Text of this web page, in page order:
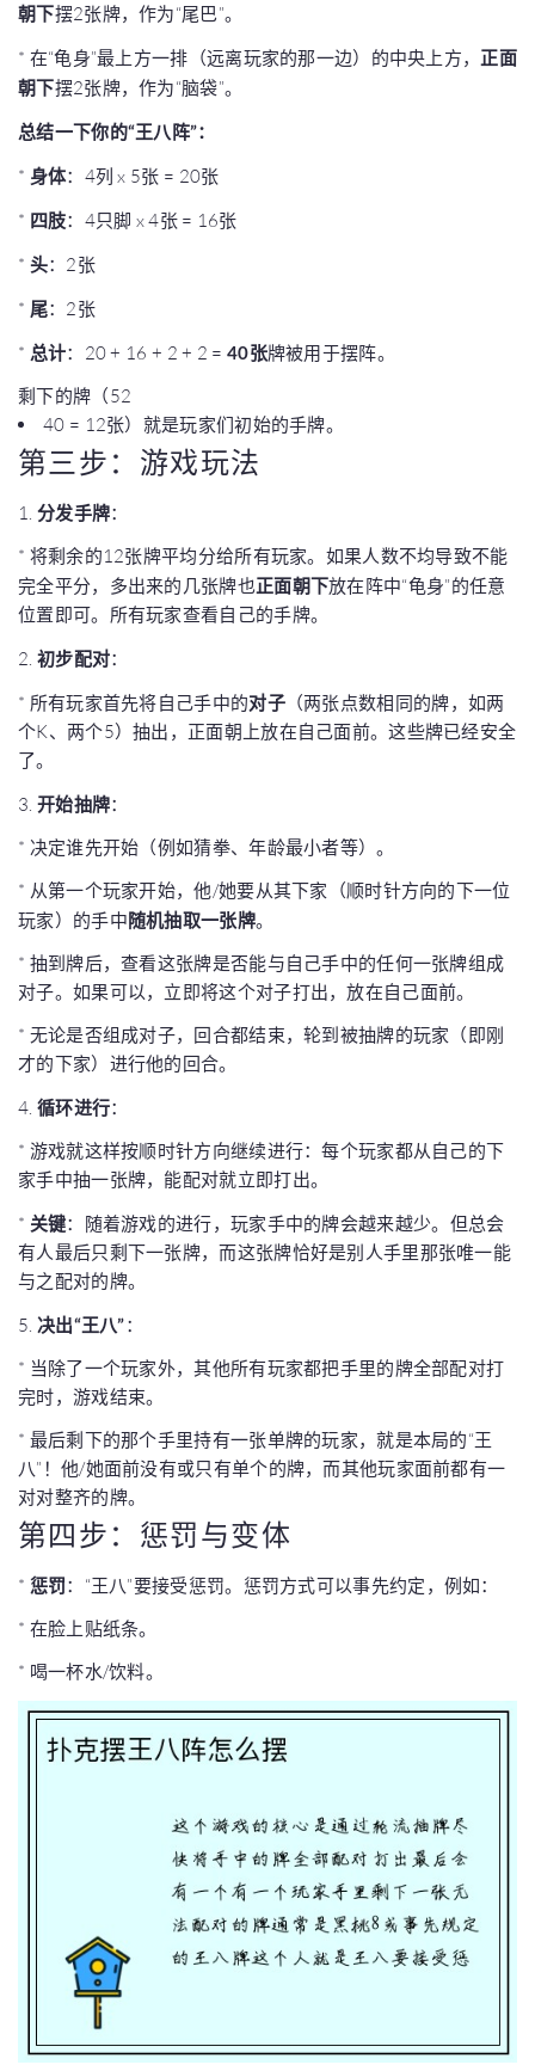
朝下摆2张牌，作为“尾巴”。
* 在“龟身”最上方一排（远离玩家的那一边）的中央上方，正面
朝下摆2张牌，作为“脑袋”。
总结一下你的“王八阵”：
* 身体：4列 x 5张 = 20张
* 四肢：4只脚 x 4张 = 16张
* 头：2张
* 尾：2张
* 总计：20 + 16 + 2 + 2 = 40张牌被用于摆阵。
剩下的牌（52
40 = 12张）就是玩家们初始的手牌。
第三步：游戏玩法
1. 分发手牌：
* 将剩余的12张牌平均分给所有玩家。如果人数不均导致不能
完全平分，多出来的几张牌也正面朝下放在阵中“龟身”的任意
位置即可。所有玩家查看自己的手牌。
2. 初步配对：
* 所有玩家首先将自己手中的对子（两张点数相同的牌，如两
个K、两个5）抽出，正面朝上放在自己面前。这些牌已经安全
了。
3. 开始抽牌：
* 决定谁先开始（例如猜拳、年龄最小者等）。
* 从第一个玩家开始，他/她要从其下家（顺时针方向的下一位
玩家）的手中随机抽取一张牌。
* 抽到牌后，查看这张牌是否能与自己手中的任何一张牌组成
对子。如果可以，立即将这个对子打出，放在自己面前。
* 无论是否组成对子，回合都结束，轮到被抽牌的玩家（即刚
才的下家）进行他的回合。
4. 循环进行：
* 游戏就这样按顺时针方向继续进行：每个玩家都从自己的下
家手中抽一张牌，能配对就立即打出。
* 关键：随着游戏的进行，玩家手中的牌会越来越少。但总会
有人最后只剩下一张牌，而这张牌恰好是别人手里那张唯一能
与之配对的牌。
5. 决出“王八”：
* 当除了一个玩家外，其他所有玩家都把手里的牌全部配对打
完时，游戏结束。
* 最后剩下的那个手里持有一张单牌的玩家，就是本局的“王
八”！他/她面前没有或只有单个的牌，而其他玩家面前都有一
对对整齐的牌。
第四步：惩罚与变体
* 惩罚：“王八”要接受惩罚。惩罚方式可以事先约定，例如：
* 在脸上贴纸条。
* 喝一杯水/饮料。